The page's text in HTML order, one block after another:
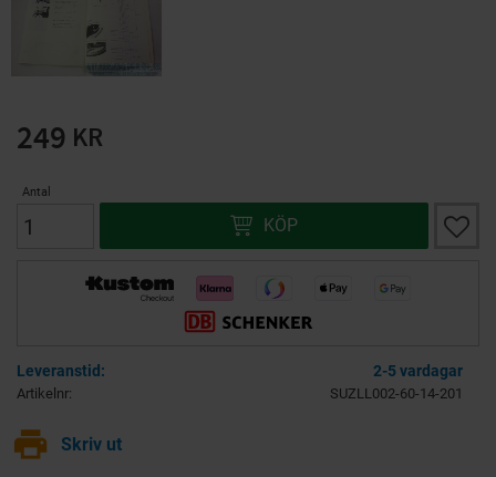
249 KR
Antal
KÖP Lägg
2-5 vardagar
Artikelnr SUZLL002-60-14-201
print Skriv ut